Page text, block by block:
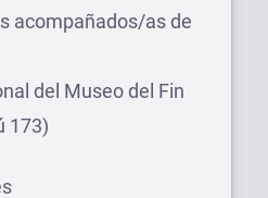
acompañados/as de
del Museo del Fin
173)